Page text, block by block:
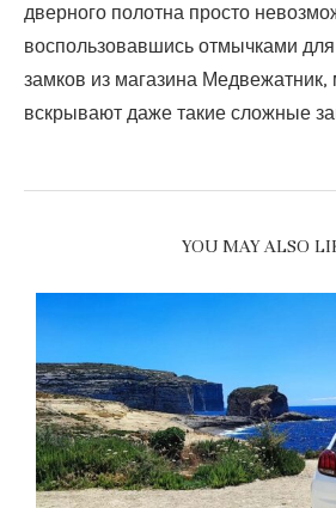
дверного полотна просто
воспользовавшись отмычками
замков из магазина Медвежатник,
вскрывают даже такие сложные
YOU MAY ALSO